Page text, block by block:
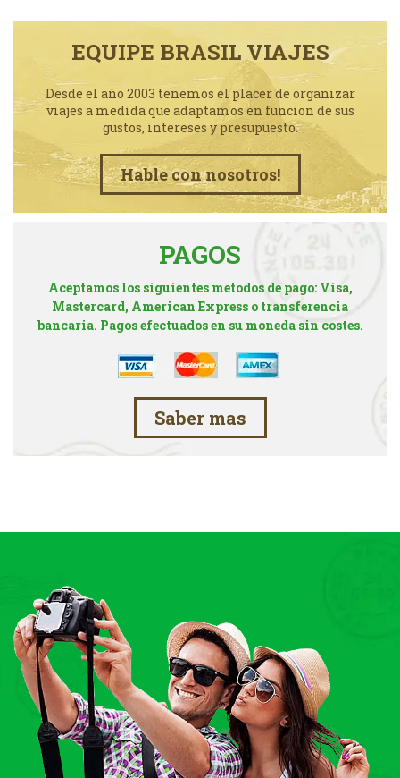
EQUIPE BRASIL VIAJES
Desde el año 2003 tenemos el placer de organizar
viajes a medida que adaptamos en funcion de sus
gustos, intereses y presupuesto.
Hable con nosotros!
PAGOS
Aceptamos los siguientes metodos de pago: Visa,
Mastercard, American Express o transferencia
bancaria. Pagos efectuados en su moneda sin costes.
Saber mas